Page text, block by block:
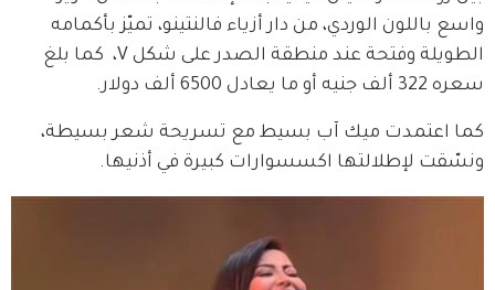
واسع باللون الوردي، من دار أزياء فالنتينو، تميّز بأكمامه
الطويلة وفتحة عند منطقة الصدر على شكل V،  كما بلغ
سعره 322 ألف جنيه أو ما يعادل 6500 ألف دولار.
كما اعتمدت ميك آب بسيط مع تسريحة شعر بسيطة،
ونسّقت لإطلالتها اكسسوارات كبيرة في أذنيها.